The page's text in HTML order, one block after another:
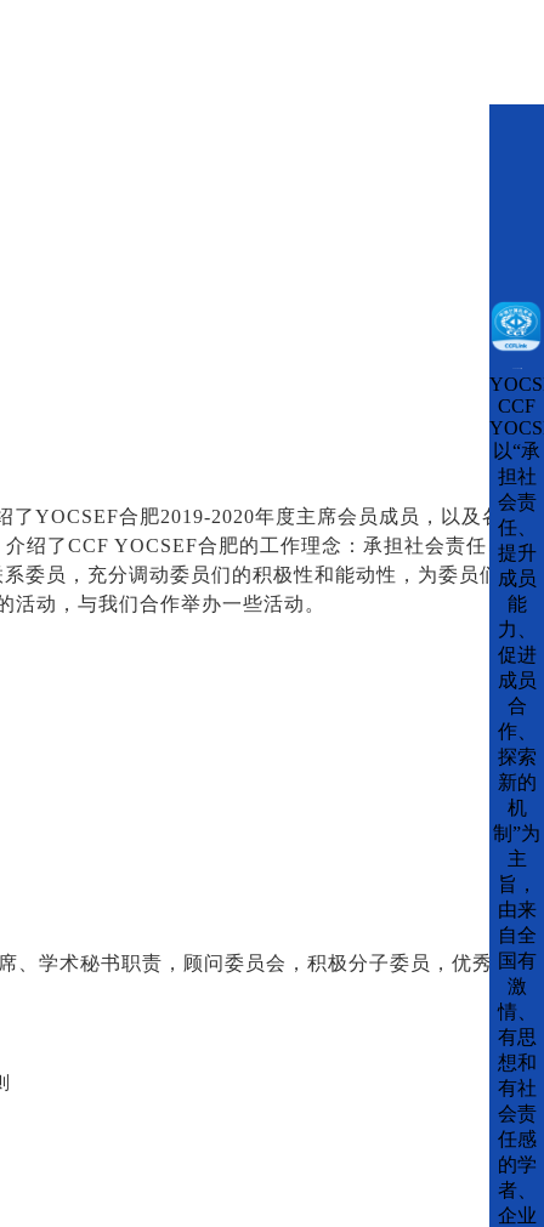
YOCSEF合肥2019-2020年度主席会员成员，以及各
绍了CCF YOCSEF合肥的工作理念：承担社会责任、
委员，充分调动委员们的积极性和能动性，为委员们
动，与我们合作举办一些活动。
、学术秘书职责，顾问委员会，积极分子委员，优秀
CCF
以“承
担社
会责
任、
提升
成员
能
力、
促进
成员
合
作、
探索
新的
机
制”为
主
旨，
由来
自全
国有
激
情、
有思
想和
有社
会责
任感
的学
者、
企业